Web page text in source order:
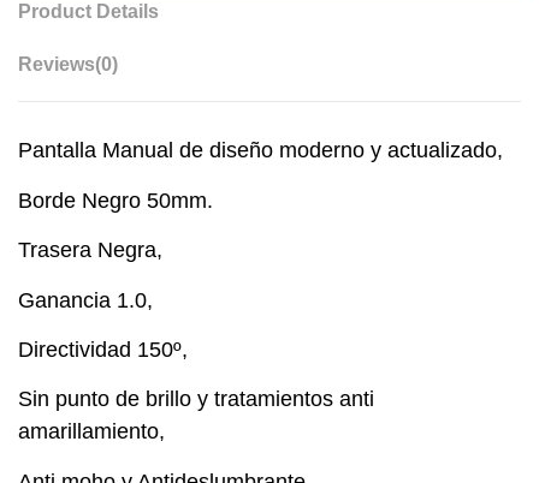
Product Details
Reviews(0)
Pantalla Manual de diseño moderno y actualizado,
Borde Negro 50mm.
Trasera Negra,
Ganancia 1.0,
Directividad 150º,
Sin punto de brillo y tratamientos anti
amarillamiento,